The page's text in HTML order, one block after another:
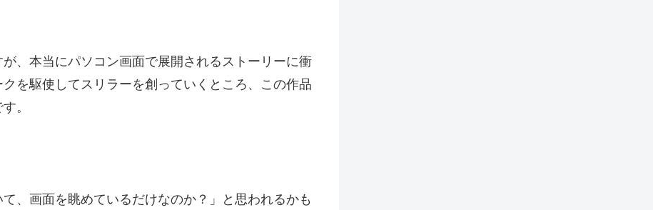
、本当にパソコン画面で展開されるストーリーに衝
を駆使してスリラーを創っていくところ、この作品
。
、画面を眺めているだけなのか？」と思われるかも